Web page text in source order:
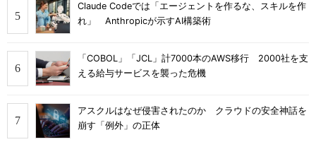
Claude Codeでは「エージェントを作るな、スキルを作
れ」 Anthropicが示すAI構築術
「COBOL」「JCL」計7000本のAWS移行 2000社を支
える給与サービスを襲った危機
アスクルはなぜ侵害されたのか クラウドの安全神話を
崩す「例外」の正体